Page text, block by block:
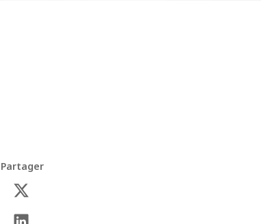
Partager